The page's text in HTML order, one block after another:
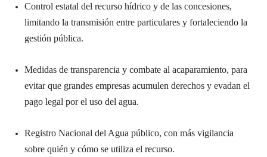
Control estatal del recurso hídrico y de las concesiones,
limitando la transmisión entre particulares y fortaleciendo la
gestión pública.
Medidas de transparencia y combate al acaparamiento, para
evitar que grandes empresas acumulen derechos y evadan el
pago legal por el uso del agua.
Registro Nacional del Agua público, con más vigilancia
sobre quién y cómo se utiliza el recurso.